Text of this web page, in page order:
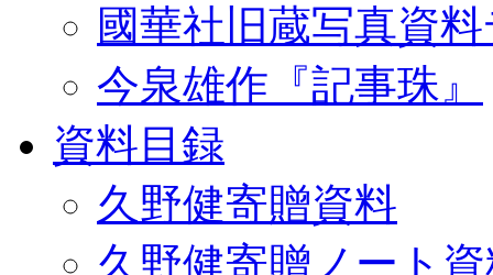
國華社旧蔵写真資
今泉雄作『記事珠』
資料目録
久野健寄贈資料
久野健寄贈ノート